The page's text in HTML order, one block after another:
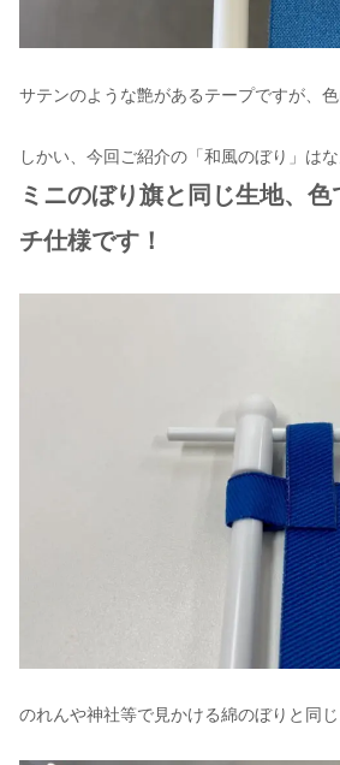
サテンのような艶があるテープですが、色
しかい、今回ご紹介の「和風のぼり」はな
ミニのぼり旗と同じ生地、
チ仕様です！
のれんや神社等で見かける綿のぼりと同じ